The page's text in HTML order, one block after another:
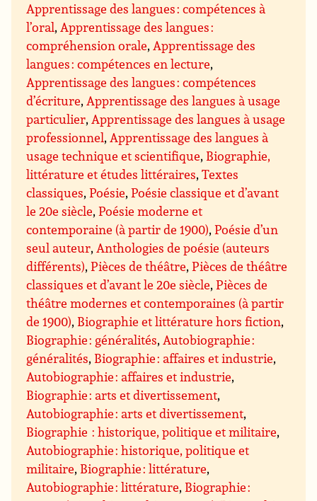
Apprentissage des langues : compétences à
l’oral,Apprentissage des langues :
compréhension orale,Apprentissage des
langues : compétences en lecture,
Apprentissage des langues : compétences
d’écriture,Apprentissage des langues à usage
particulier,Apprentissage des langues à usage
professionnel,Apprentissage des langues à
usage technique et scientifique, Biographie,
littérature et études littéraires,Textes
classiques,Poésie,Poésie classique et d’avant
le 20e siècle,Poésie moderne et
contemporaine (à partir de 1900),Poésie d’un
seul auteur,Anthologies de poésie (auteurs
différents),Pièces de théâtre,Pièces de théâtre
classiques et d’avant le 20e siècle,Pièces de
théâtre modernes et contemporaines (à partir
de 1900), Biographie et littérature hors fiction,
Biographie : généralités,Autobiographie :
généralités, Biographie : affaires et industrie,
Autobiographie : affaires et industrie,
Biographie : arts et divertissement,
Autobiographie : arts et divertissement,
Biographie : historique, politique et militaire,
Autobiographie : historique, politique et
militaire, Biographie : littérature,
Autobiographie : littérature, Biographie :